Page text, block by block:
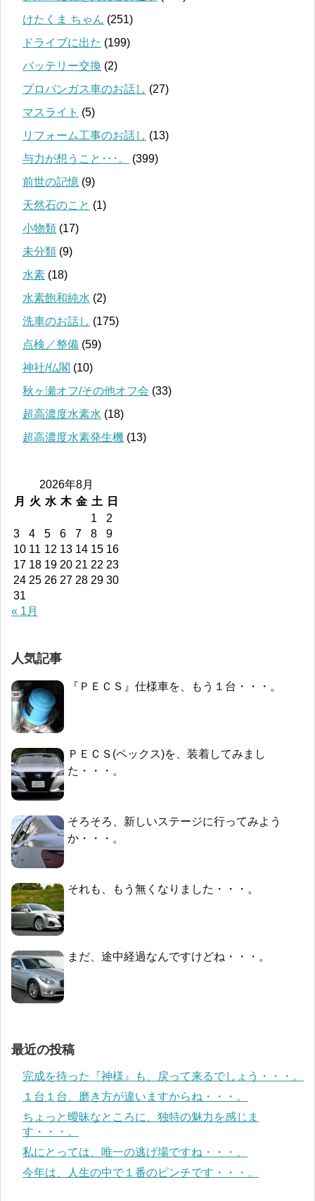
けたくま ちゃん (251)
ドライブに出た (199)
バッテリー交換 (2)
プロパンガス車のお話し (27)
マスライト (5)
リフォーム工事のお話し (13)
与力が想うこと･･･。
(399)
前世の記憶 (9)
天然石のこと (1)
小物類 (17)
未分類 (9)
水素 (18)
水素飽和純水 (2)
洗車のお話し (175)
点検／整備 (59)
神社/仏閣 (10)
秋ヶ瀬オフ/その他オフ会 (33)
超高濃度水素水 (18)
超高濃度水素発生機 (13)
2026年8月
月
火 水 木 金 土
日
1
2
3
4 5 6 7 8
9
10 11 12 13 14 15 16
17 18 19 20 21 22 23
24 25 26 27 28 29 30
31
« 1月
人気記事
『ＰＥＣＳ』仕様車を、もう１台・・・。
ＰＥＣＳ(ペックス)を、装着してみまし
た・・・。
そろそろ、新しいステージに行ってみよう
か・・・。
それも、もう無くなりました・・・。
まだ、途中経過なんですけどね・・・。
最近の投稿
完成を待った『神様』も、戻って来るでしょう・・・。
１台１台、磨き方が違いますからね・・・。
ちょっと曖昧なところに、独特の魅力を感じま
す・・・。
私にとっては、唯一の逃げ場ですね・・・。
今年は、人生の中で１番のピンチです・・・。